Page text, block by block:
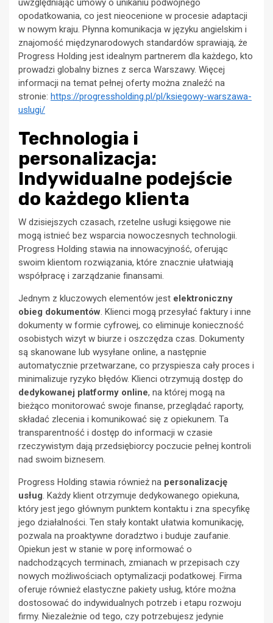
uwzględniając umowy o unikaniu podwójnego
opodatkowania, co jest nieocenione w procesie adaptacji
w nowym kraju. Płynna komunikacja w języku angielskim i
znajomość międzynarodowych standardów sprawiają, że
Progress Holding jest idealnym partnerem dla każdego, kto
prowadzi globalny biznes z serca Warszawy. Więcej
informacji na temat pełnej oferty można znaleźć na
stronie: https://progressholding.pl/pl/ksiegowy-warszawa-
uslugi/
Technologia i
personalizacja:
Indywidualne podejście
do każdego klienta
W dzisiejszych czasach, rzetelne usługi księgowe nie
mogą istnieć bez wsparcia nowoczesnych technologii.
Progress Holding stawia na innowacyjność, oferując
swoim klientom rozwiązania, które znacznie ułatwiają
współpracę i zarządzanie finansami.
Jednym z kluczowych elementów jest elektroniczny
obieg dokumentów. Klienci mogą przesyłać faktury i inne
dokumenty w formie cyfrowej, co eliminuje konieczność
osobistych wizyt w biurze i oszczędza czas. Dokumenty
są skanowane lub wysyłane online, a następnie
automatycznie przetwarzane, co przyspiesza cały proces i
minimalizuje ryzyko błędów. Klienci otrzymują dostęp do
dedykowanej platformy online, na której mogą na
bieżąco monitorować swoje finanse, przeglądać raporty,
składać zlecenia i komunikować się z opiekunem. Ta
transparentność i dostęp do informacji w czasie
rzeczywistym dają przedsiębiorcy poczucie pełnej kontroli
nad swoim biznesem.
Progress Holding stawia również na personalizację
usług. Każdy klient otrzymuje dedykowanego opiekuna,
który jest jego głównym punktem kontaktu i zna specyfikę
jego działalności. Ten stały kontakt ułatwia komunikację,
pozwala na proaktywne doradztwo i buduje zaufanie.
Opiekun jest w stanie w porę informować o
nadchodzących terminach, zmianach w przepisach czy
nowych możliwościach optymalizacji podatkowej. Firma
oferuje również elastyczne pakiety usług, które można
dostosować do indywidualnych potrzeb i etapu rozwoju
firmy. Niezależnie od tego, czy potrzebujesz jedynie